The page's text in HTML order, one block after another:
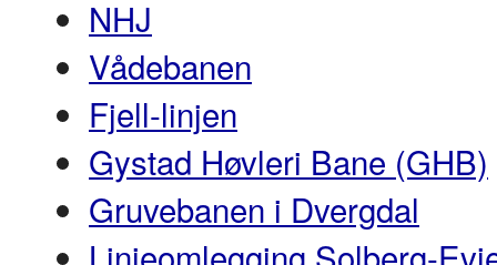
NHJ
Vådebanen
Fjell-linjen
Gystad Høvleri Bane (GHB)
Gruvebanen i Dvergdal